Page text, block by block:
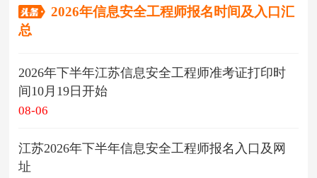
2026年信息安全工程师报名时间及入口汇
总
2026年下半年江苏信息安全工程师准考证打印时
间10月19日开始
08-06
江苏2026年下半年信息安全工程师报名入口及网
址